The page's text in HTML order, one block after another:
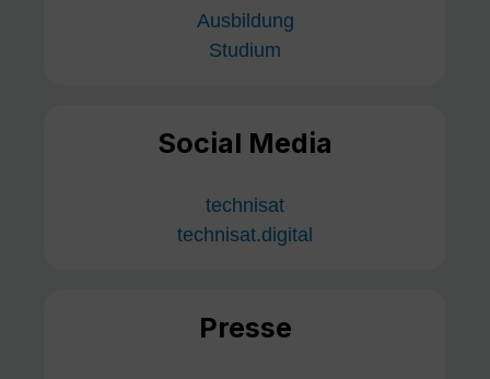
Ausbildung
Studium
Social Media
technisat
technisat.digital
Presse